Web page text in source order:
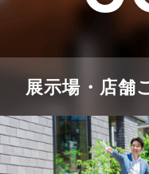
展示場・店舗